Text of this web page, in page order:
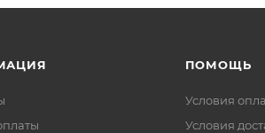
ПОМОЩЬ
Условия
Условия